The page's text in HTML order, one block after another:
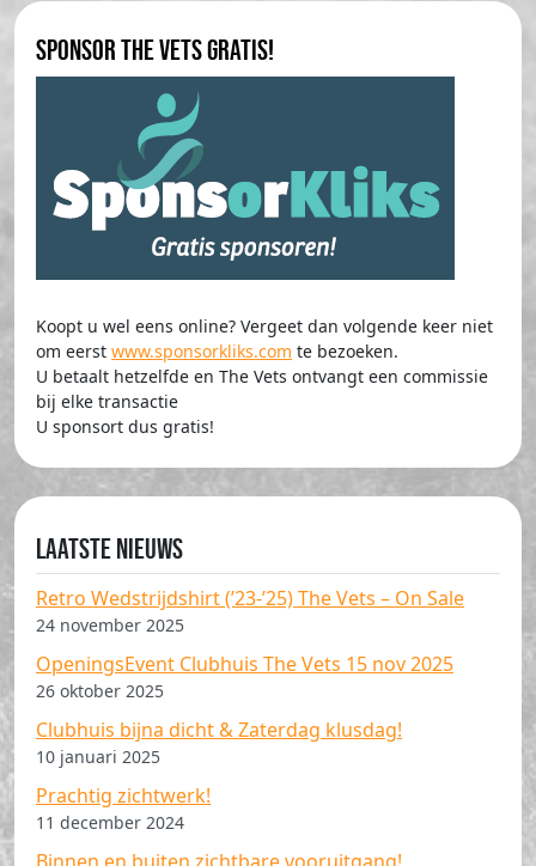
Sponsor The Vets gratis!
Koopt u wel eens online? Vergeet dan volgende keer niet
om eerst www.sponsorkliks.com te bezoeken.
U betaalt hetzelfde en The Vets ontvangt een commissie
bij elke transactie
U sponsort dus gratis!
Laatste nieuws
Retro Wedstrijdshirt (’23-’25) The Vets – On Sale
24 november 2025
OpeningsEvent Clubhuis The Vets 15 nov 2025
26 oktober 2025
Clubhuis bijna dicht & Zaterdag klusdag!
10 januari 2025
Prachtig zichtwerk!
11 december 2024